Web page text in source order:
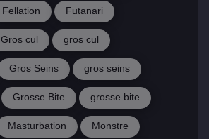
Fellation Futanari
Gros cul gros cul
Gros Seins gros seins
Grosse Bite grosse bite
Masturbation Monstre